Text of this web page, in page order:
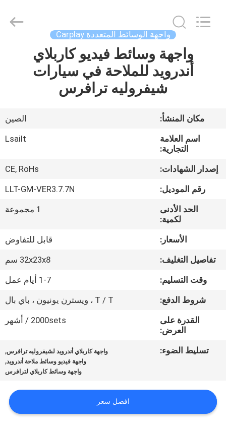
منزل،
أشرطة
معلومات
في
المعمل
مراقبة
الجودة
اتصل
أخبار
Electron
Co.,Ltd.
واجهة الوسائط المتعددة Carplay
واجهة وسائط فيديو كاربلاي
أندرويد للملاحة في سيارات
شيفروليه ترافرس
مكان المنشأ:
الصين
اسم العلامة
التجارية:
Lsailt
إصدار الشهادات:
CE, RoHs
رقم الموديل:
LLT-GM-VER3.7.7N
الحد الأدنى
لكمية:
1 مجموعة
الأسعار:
قابل للتفاوض
تفاصيل التغليف:
32x23x8 سم
وقت التسليم:
1-7 أيام عمل
شروط الدفع:
T / T ، ويسترن يونيون ، باي بال
القدرة على
العرض:
2000sets / أشهر
تسليط الضوء: واجهة كاربلاي أندرويد لشيفروليه ترافرس,
واجهة فيديو وسائط ملاحة أندرويد,
واجهة وسائط كاربلاي لترافرس
افضل سعر